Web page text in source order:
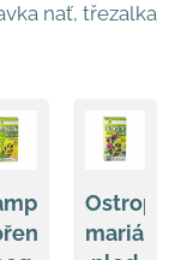
nať, třezalka